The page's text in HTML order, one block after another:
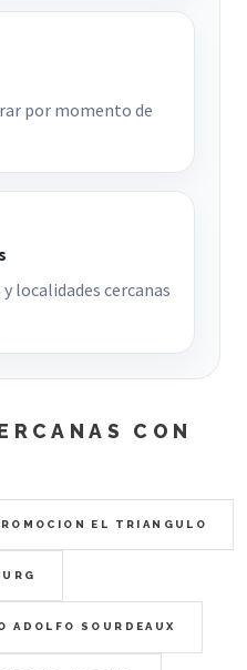
por momento de
localidades cercanas
CON
EL TRIANGULO
ADOLFO SOURDEAUX